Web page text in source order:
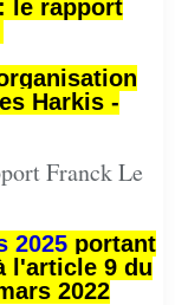
le rapport
Harkis -
Franck Le
2025portant
l'article 9 du
2022